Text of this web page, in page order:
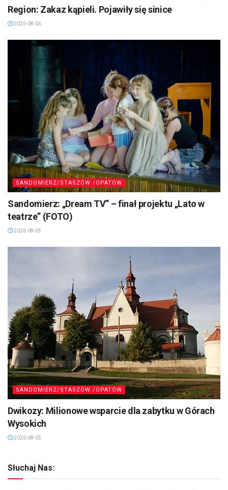
Region: Zakaz kąpieli. Pojawiły się sinice
2026-08-06
SANDOMIERZ/STASZÓW /OPATÓW
Sandomierz: „Dream TV” – finał projektu „Lato w
teatrze” (FOTO)
2026-08-05
SANDOMIERZ/STASZÓW /OPATÓW
Dwikozy: Milionowe wsparcie dla zabytku w Górach
Wysokich
2026-08-05
Słuchaj Nas: